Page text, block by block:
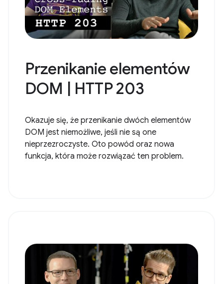
Przenikanie elementów
DOM | HTTP 203
Okazuje się, że przenikanie dwóch elementów
DOM jest niemożliwe, jeśli nie są one
nieprzezroczyste. Oto powód oraz nowa
funkcja, która może rozwiązać ten problem.